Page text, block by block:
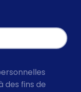
des fins de